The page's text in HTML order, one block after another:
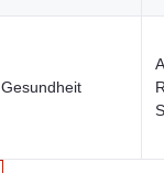
Gesundheit